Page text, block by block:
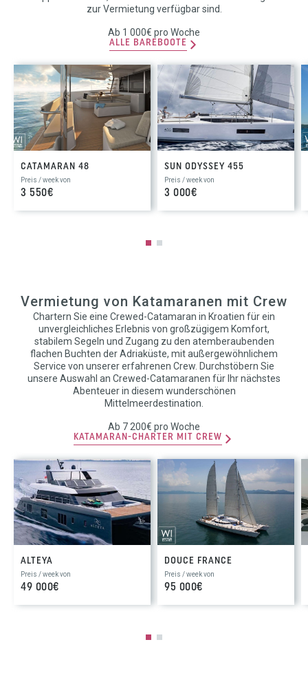
zur Vermietung verfügbar sind.
Ab 1 000€ pro Woche
ALLE BAREBOOTE
CATAMARAN 48
Preis / week von
3 550€
SUN ODYSSEY 455
Preis / week von
3 000€
Vermietung von Katamaranen mit Crew
Chartern Sie eine Crewed-Catamaran in Kroatien für ein
unvergleichliches Erlebnis von großzügigem Komfort,
stabilem Segeln und Zugang zu den atemberaubenden
flachen Buchten der Adriaküste, mit außergewöhnlichem
Service von unserer erfahrenen Crew. Durchstöbern Sie
unsere Auswahl an Crewed-Catamaranen für Ihr nächstes
Abenteuer in diesem wunderschönen
Mittelmeerdestination.
Ab 7 200€ pro Woche
KATAMARAN-CHARTER MIT CREW
ALTEYA
Preis / week von
49 000€
DOUCE FRANCE
Preis / week von
95 000€